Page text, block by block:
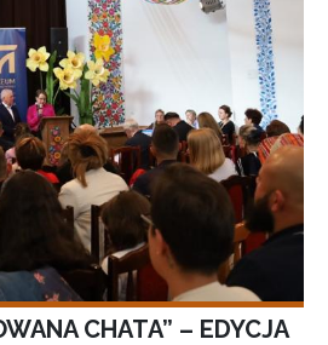
CHATA” – EDYCJA